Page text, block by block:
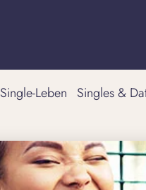
Single-Leben Singles &